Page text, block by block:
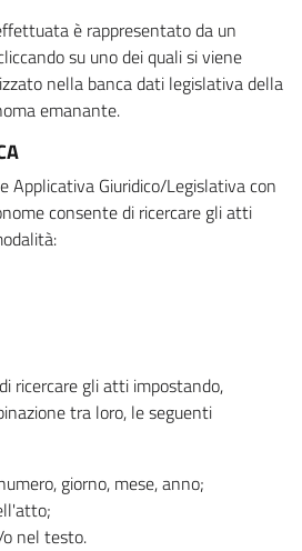
è rappresentato da un
su uno dei quali si viene
nella banca dati legislativa della
emanante.
Applicativa Giuridico/Legislativa con
consente di ricercare gli atti
ricercare gli atti impostando,
tra loro, le seguenti
giorno, mese, anno;
nel testo.